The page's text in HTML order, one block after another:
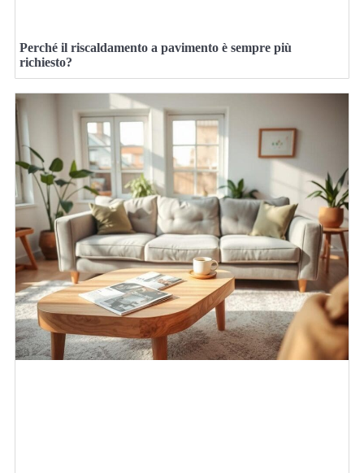
Perché il riscaldamento a pavimento è sempre più
richiesto?